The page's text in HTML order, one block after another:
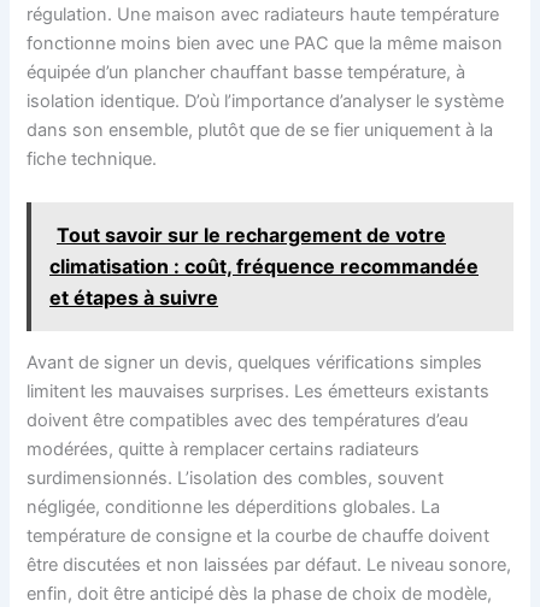
régulation. Une maison avec radiateurs haute température
fonctionne moins bien avec une PAC que la même maison
équipée d’un plancher chauffant basse température, à
isolation identique. D’où l’importance d’analyser le système
dans son ensemble, plutôt que de se fier uniquement à la
fiche technique.
Tout savoir sur le rechargement de votre
climatisation : coût, fréquence recommandée
et étapes à suivre
Avant de signer un devis, quelques vérifications simples
limitent les mauvaises surprises. Les émetteurs existants
doivent être compatibles avec des températures d’eau
modérées, quitte à remplacer certains radiateurs
surdimensionnés. L’isolation des combles, souvent
négligée, conditionne les déperditions globales. La
température de consigne et la courbe de chauffe doivent
être discutées et non laissées par défaut. Le niveau sonore,
enfin, doit être anticipé dès la phase de choix de modèle,